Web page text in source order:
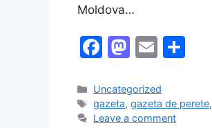
Moldova…
F
c
e
M
st
o
E
ai
l
e
Categories
Uncategorized
Tags
gazeta,gazeta de perete,
Leave a comment